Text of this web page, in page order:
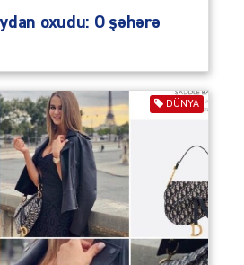
oxudu: O şəhərə
DÜNYA